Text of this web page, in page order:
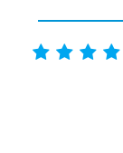
   